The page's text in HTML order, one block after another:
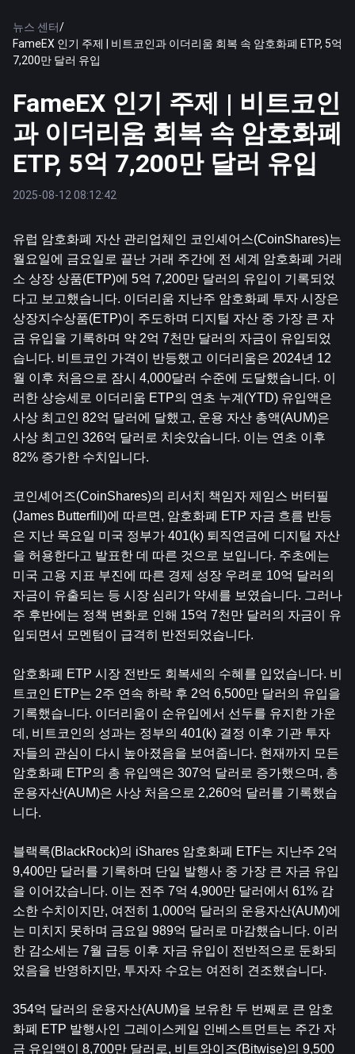
뉴스 센터/
FameEX 인기 주제 | 비트코인과 이더리움 회복 속 암호화폐 ETP, 5억
7,200만 달러 유입
FameEX 인기 주제 | 비트코인
과 이더리움 회복 속 암호화폐
ETP, 5억 7,200만 달러 유입
2025-08-12 08:12:42
유럽 암호화폐 자산 관리업체인 코인셰어스(CoinShares)는
월요일에 금요일로 끝난 거래 주간에 전 세계 암호화폐 거래
소 상장 상품(ETP)에 5억 7,200만 달러의 유입이 기록되었
다고 보고했습니다. 이더리움 지난주 암호화폐 투자 시장은
상장지수상품(ETP)이 주도하며 디지털 자산 중 가장 큰 자
금 유입을 기록하며 약 2억 7천만 달러의 자금이 유입되었
습니다. 비트코인 가격이 반등했고 이더리움은 2024년 12
월 이후 처음으로 잠시 4,000달러 수준에 도달했습니다. 이
러한 상승세로 이더리움 ETP의 연초 누계(YTD) 유입액은
사상 최고인 82억 달러에 달했고, 운용 자산 총액(AUM)은
사상 최고인 326억 달러로 치솟았습니다. 이는 연초 이후
82% 증가한 수치입니다.
코인셰어즈(CoinShares)의 리서치 책임자 제임스 버터필
(James Butterfill)에 따르면, 암호화폐 ETP 자금 흐름 반등
은 지난 목요일 미국 정부가 401(k) 퇴직연금에 디지털 자산
을 허용한다고 발표한 데 따른 것으로 보입니다. 주초에는
미국 고용 지표 부진에 따른 경제 성장 우려로 10억 달러의
자금이 유출되는 등 시장 심리가 약세를 보였습니다. 그러나
주 후반에는 정책 변화로 인해 15억 7천만 달러의 자금이 유
입되면서 모멘텀이 급격히 반전되었습니다.
암호화폐 ETP 시장 전반도 회복세의 수혜를 입었습니다. 비
트코인 ETP는 2주 연속 하락 후 2억 6,500만 달러의 유입을
기록했습니다. 이더리움이 순유입에서 선두를 유지한 가운
데, 비트코인의 성과는 정부의 401(k) 결정 이후 기관 투자
자들의 관심이 다시 높아졌음을 보여줍니다. 현재까지 모든
암호화폐 ETP의 총 유입액은 307억 달러로 증가했으며, 총
운용자산(AUM)은 사상 처음으로 2,260억 달러를 기록했습
니다.
블랙록(BlackRock)의 iShares 암호화폐 ETF는 지난주 2억
9,400만 달러를 기록하며 단일 발행사 중 가장 큰 자금 유입
을 이어갔습니다. 이는 전주 7억 4,900만 달러에서 61% 감
소한 수치이지만, 여전히 1,000억 달러의 운용자산(AUM)에
는 미치지 못하며 금요일 989억 달러로 마감했습니다. 이러
한 감소세는 7월 급등 이후 자금 유입이 전반적으로 둔화되
었음을 반영하지만, 투자자 수요는 여전히 견조했습니다.
354억 달러의 운용자산(AUM)을 보유한 두 번째로 큰 암호
화폐 ETP 발행사인 그레이스케일 인베스트먼트는 주간 자
금 유입액이 8,700만 달러로, 비트와이즈(Bitwise)의 9,500